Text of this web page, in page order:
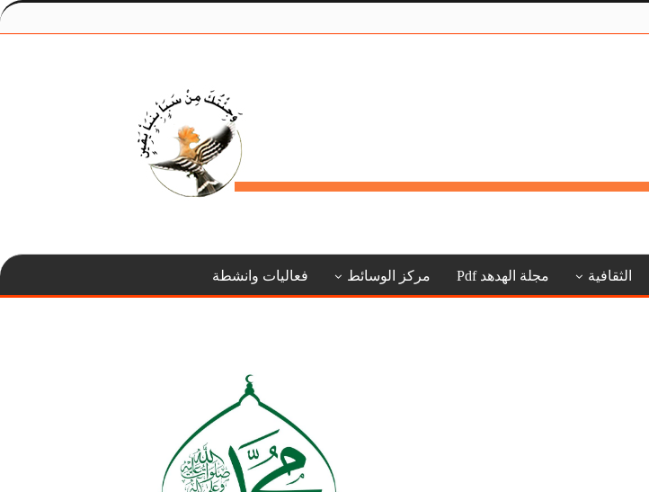
الثقافية مجلة الهدهد Pdf مركز الوسائط فعاليات وانشطة